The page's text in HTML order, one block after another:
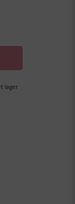
lager